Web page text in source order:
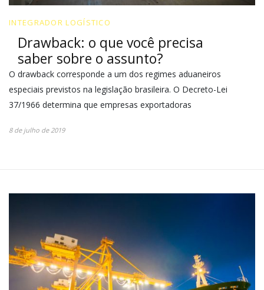
INTEGRADOR LOGÍSTICO
Drawback: o que você precisa
saber sobre o assunto?
O drawback corresponde a um dos regimes aduaneiros
especiais previstos na legislação brasileira. O Decreto-Lei
37/1966 determina que empresas exportadoras
8 de julho de 2019